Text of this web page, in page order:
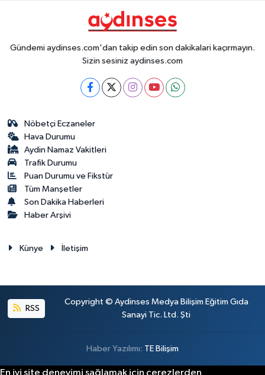
Gündemi aydinses.com'dan takip edin son dakikalari kaçırmayın.
Sizin sesiniz aydinses.com
Nöbetçi Eczaneler
Hava Durumu
Aydin Namaz Vakitleri
Trafik Durumu
Puan Durumu ve Fikstür
Tüm Manşetler
Son Dakika Haberleri
Haber Arşivi
Künye İletişim
RSS
Copyright © Aydinses Medya Bilişim Eğitim Gıda
Sanayi Tic. Ltd. Şti
Haber Yazılımı: TE Bilişim
En iyi site deneyimi sağlamak için çerezlerden